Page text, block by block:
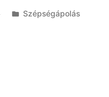
Kategória:
Szépségápolás